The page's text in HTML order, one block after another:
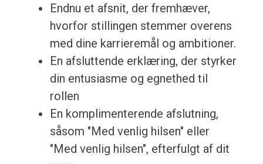
Endnu et afsnit, der fremhæver,
hvorfor stillingen stemmer overens
med dine karrieremål og ambitioner.
En afsluttende erklæring, der styrker
din entusiasme og egnethed til
rollen
En komplimenterende afslutning,
såsom "Med venlig hilsen" eller
"Med venlig hilsen", efterfulgt af dit